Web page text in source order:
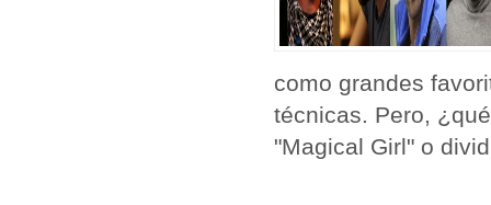
como grandes
técnicas. Pero,
"Magical Girl" o